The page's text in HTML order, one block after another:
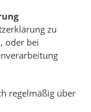
zu
oder bei
regelmäßig über